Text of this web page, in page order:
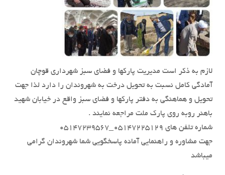
لازم به ذکر است مدیریت پارکها و فضای سبز شهرداری قوچان
آمادگی کامل نسبت به تحویل درخت به شهروندان را دارد لذا جهت
تحویل و هماهنگی به دفتر پارکها و فضای سبز واقع در خیابان شهید
باهنر روبه روی پارک ملت مراجعه نمایند .
شماره تلفن های ۰۵۱۴۷۲۲۵۱۲۹_۰۵۱۴۷۲۳۹۵۶۷
جهت مشاوره و راهنمایی آماده پاسخگویی شما شهروندان گرامی
میباشد